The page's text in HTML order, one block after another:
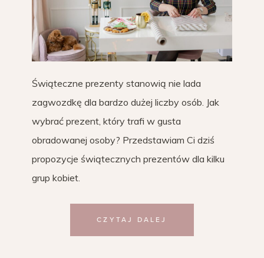
Świąteczne prezenty stanowią nie lada
zagwozdkę dla bardzo dużej liczby osób. Jak
wybrać prezent, który trafi w gusta
obradowanej osoby? Przedstawiam Ci dziś
propozycje świątecznych prezentów dla kilku
grup kobiet.
CZYTAJ DALEJ